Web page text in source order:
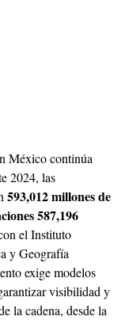
México continúa
2024, las
593,012 millones de
587,196
el Instituto
y Geografía
exige modelos
visibilidad y
la cadena, desde la